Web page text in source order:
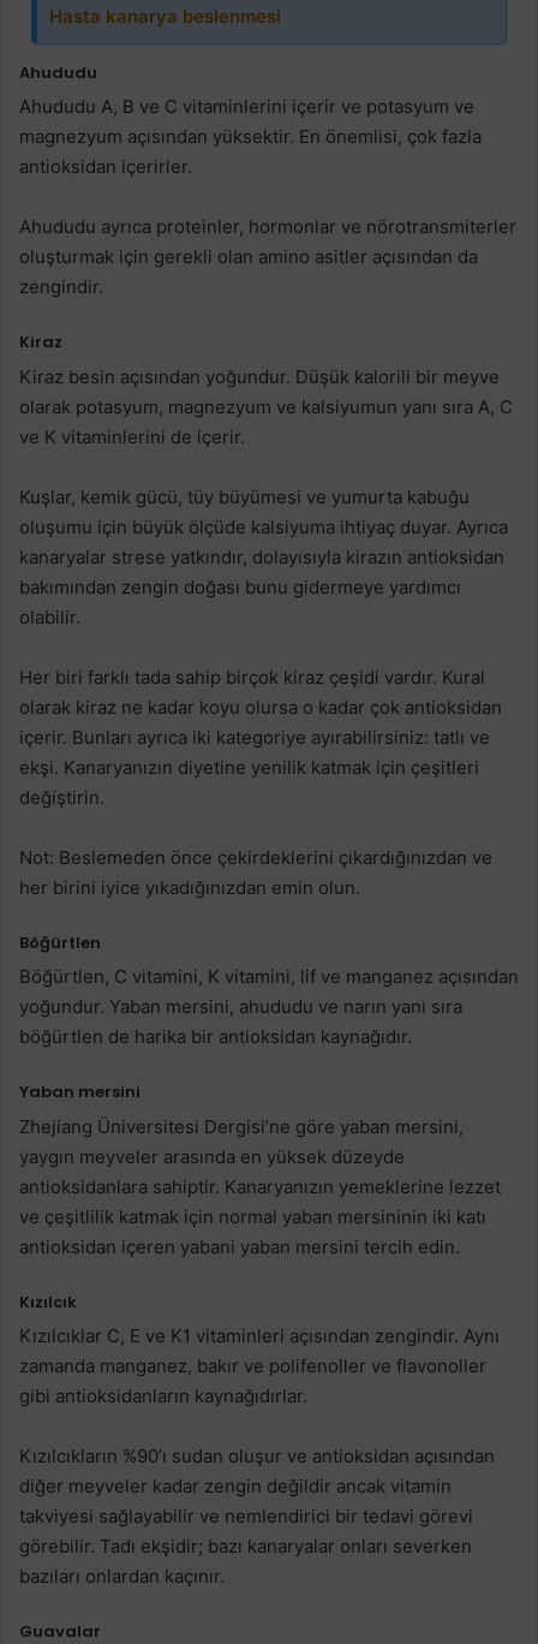
Hasta kanarya beslenmesi
Ahududu
Ahududu A, B ve C vitaminlerini içerir ve potasyum ve
magnezyum açısından yüksektir. En önemlisi, çok fazla
antioksidan içerirler.
Ahududu ayrıca proteinler, hormonlar ve nörotransmiterler
oluşturmak için gerekli olan amino asitler açısından da
zengindir.
Kiraz
Kiraz besin açısından yoğundur. Düşük kalorili bir meyve
olarak potasyum, magnezyum ve kalsiyumun yanı sıra A, C
ve K vitaminlerini de içerir.
Kuşlar, kemik gücü, tüy büyümesi ve yumurta kabuğu
oluşumu için büyük ölçüde kalsiyuma ihtiyaç duyar. Ayrıca
kanaryalar strese yatkındır, dolayısıyla kirazın antioksidan
bakımından zengin doğası bunu gidermeye yardımcı
olabilir.
Her biri farklı tada sahip birçok kiraz çeşidi vardır. Kural
olarak kiraz ne kadar koyu olursa o kadar çok antioksidan
içerir. Bunları ayrıca iki kategoriye ayırabilirsiniz: tatlı ve
ekşi. Kanaryanızın diyetine yenilik katmak için çeşitleri
değiştirin.
Not: Beslemeden önce çekirdeklerini çıkardığınızdan ve
her birini iyice yıkadığınızdan emin olun.
Böğürtlen
Böğürtlen, C vitamini, K vitamini, lif ve manganez açısından
yoğundur. Yaban mersini, ahududu ve narın yanı sıra
böğürtlen de harika bir antioksidan kaynağıdır.
Yaban mersini
Zhejiang Üniversitesi Dergisi’ne göre yaban mersini,
yaygın meyveler arasında en yüksek düzeyde
antioksidanlara sahiptir. Kanaryanızın yemeklerine lezzet
ve çeşitlilik katmak için normal yaban mersininin iki katı
antioksidan içeren yabani yaban mersini tercih edin.
Kızılcık
Kızılcıklar C, E ve K1 vitaminleri açısından zengindir. Aynı
zamanda manganez, bakır ve polifenoller ve flavonoller
gibi antioksidanların kaynağıdırlar.
Kızılcıkların %90’ı sudan oluşur ve antioksidan açısından
diğer meyveler kadar zengin değildir ancak vitamin
takviyesi sağlayabilir ve nemlendirici bir tedavi görevi
görebilir. Tadı ekşidir; bazı kanaryalar onları severken
bazıları onlardan kaçınır.
Guavalar